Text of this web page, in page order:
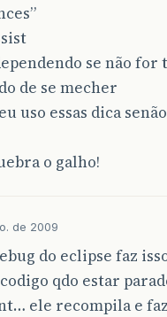
se não for
de se mecher
uso essas dica
o galho!
de 2009
do eclipse faz
qdo estar
ele recompila e